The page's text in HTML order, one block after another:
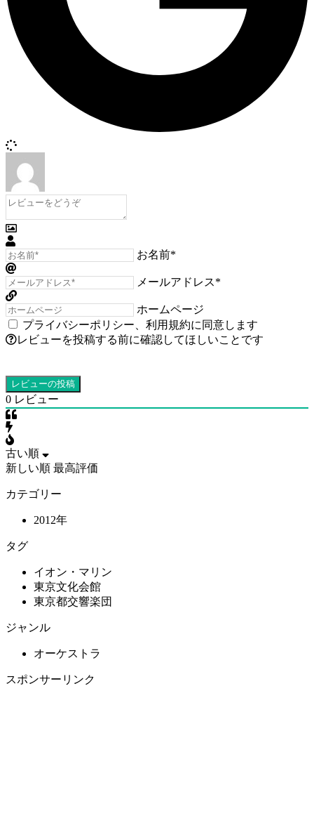
お名前*
メールアドレス*
ホームページ
プライバシーポリシー
利用規約に同意します
レビューを投稿する前に確認してほしいことです
0 レビュー
古い順
新しい順 最高評価
カテゴリー
2012年
タグ
イオン・マリン
東京文化会館
東京都交響楽団
ジャンル
オーケストラ
スポンサーリンク